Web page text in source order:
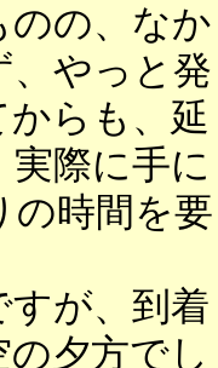
の、なか
、やっと発
らも、延
際に手に
の時間を要
が、到着
夕方でし